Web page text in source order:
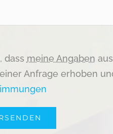
dass meine Angaben
Anfrage erhoben